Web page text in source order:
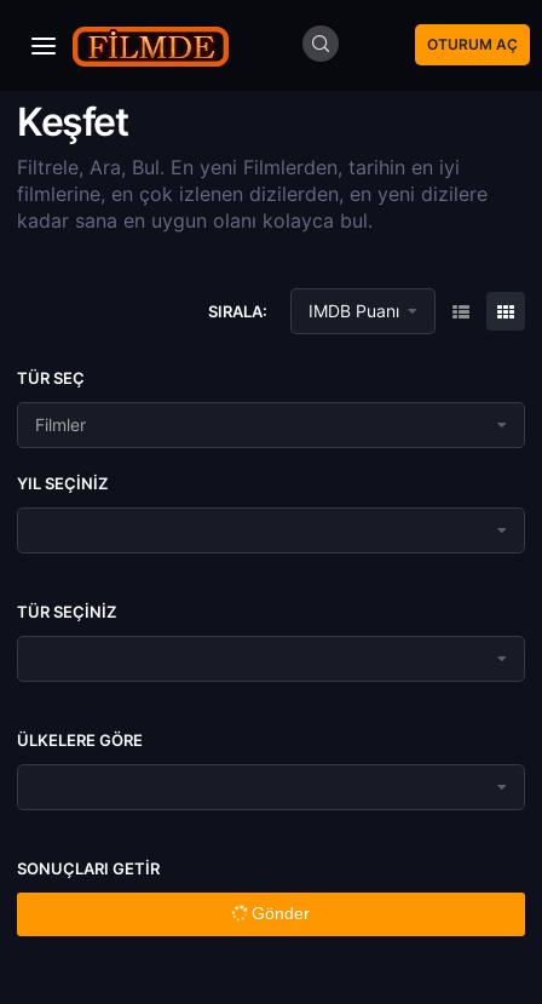
OTURUM AÇ
Keşfet
Filtrele, Ara, Bul. En yeni Filmlerden, tarihin en iyi
filmlerine, en çok izlenen dizilerden, en yeni dizilere
kadar sana en uygun olanı kolayca bul.
SIRALA: IMDB Puanı
TÜR SEÇ
Filmler
YIL SEÇINIZ
TÜR SEÇINIZ
ÜLKELERE GÖRE
SONUÇLARI GETIR
Gönder